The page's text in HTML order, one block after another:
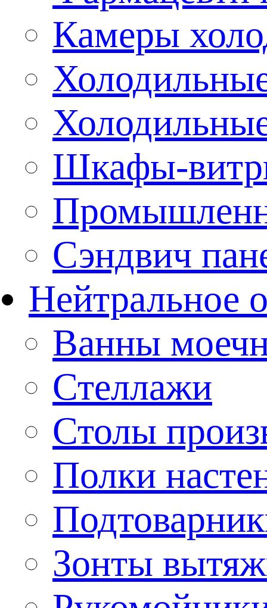
Камеры
Шкафы-
Сэндвич
Нейтральное
Ванны
Стеллажи
Столы
Полки
Зонты